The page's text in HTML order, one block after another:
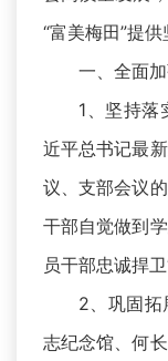
“富美梅田”提供
一、全面
1、坚持落
近平总书记最
议、支部会议
干部自觉做到
员干部忠诚捍
2、巩固拓
志纪念馆、何